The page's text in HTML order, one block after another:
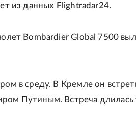
из данных Flightradar24.
Bombardier Global 7500
в среду. В Кремле он
Путиным. Встреча длилась